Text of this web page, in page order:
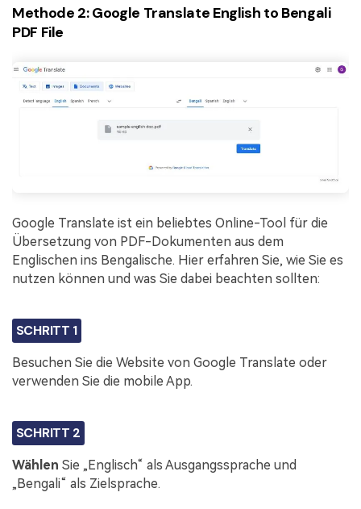
Methode 2: Google Translate English to Bengali
PDF File
Google Translate ist ein beliebtes Online-Tool für die
Übersetzung von PDF-Dokumenten aus dem
Englischen ins Bengalische. Hier erfahren Sie, wie Sie es
nutzen können und was Sie dabei beachten sollten:
SCHRITT 1
Besuchen Sie die Website von Google Translate oder
verwenden Sie die mobile App.
SCHRITT 2
Wählen Sie „Englisch“ als Ausgangssprache und
„Bengali“ als Zielsprache.